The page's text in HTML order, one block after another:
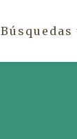
Búsquedas